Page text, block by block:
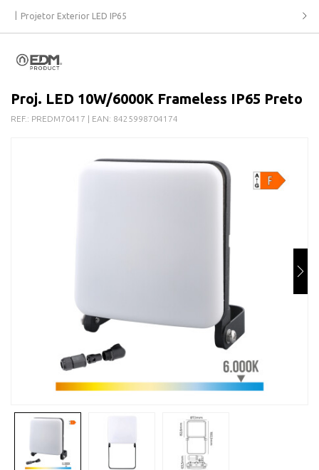
Projetor Exterior LED IP65
Proj. LED 10W/6000K Frameless IP65 Preto
REF.: PREDM70417 | EAN: 8425998704174